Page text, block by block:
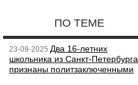
ПО ТЕМЕ
23-09-2025 Два 16-летних
школьника из Санкт-Петербурга
признаны политзаключенными